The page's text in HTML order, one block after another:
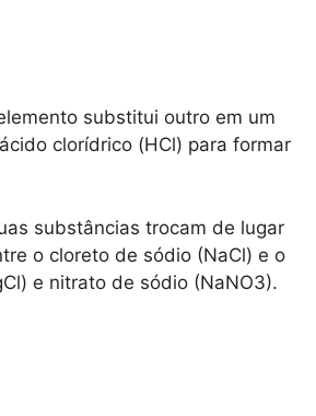
substitui outro em um
clorídrico (HCl) para formar
substâncias trocam de lugar
o cloreto de sódio (NaCl) e o
e nitrato de sódio (NaNO3).